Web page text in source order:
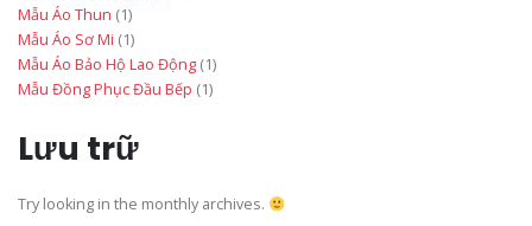
Mẫu Áo Thun (1)
Mẫu Áo Sơ Mi (1)
Mẫu Áo Bảo Hộ Lao Động (1)
Mẫu Đồng Phục Đầu Bếp (1)
Lưu trữ
Try looking in the monthly archives.